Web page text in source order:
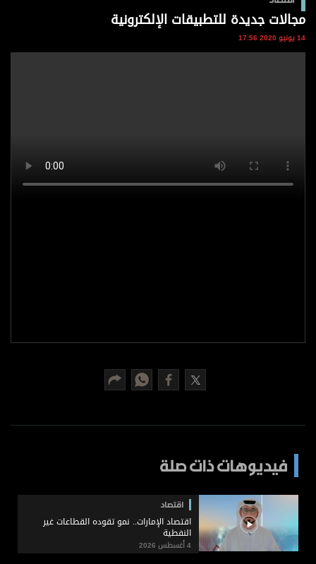
الترفيه
التعليم والمعرفة
فيديو
عدد اليوم
مجالات جديدة للتطبيقات الإلكترونية
14 يونيو 2020 17:56
فيديوهات ذات صلة
اقتصاد
اقتصاد الإمارات.. نمو تقوده القطاعات غير
النفطية
4 أغسطس 2026